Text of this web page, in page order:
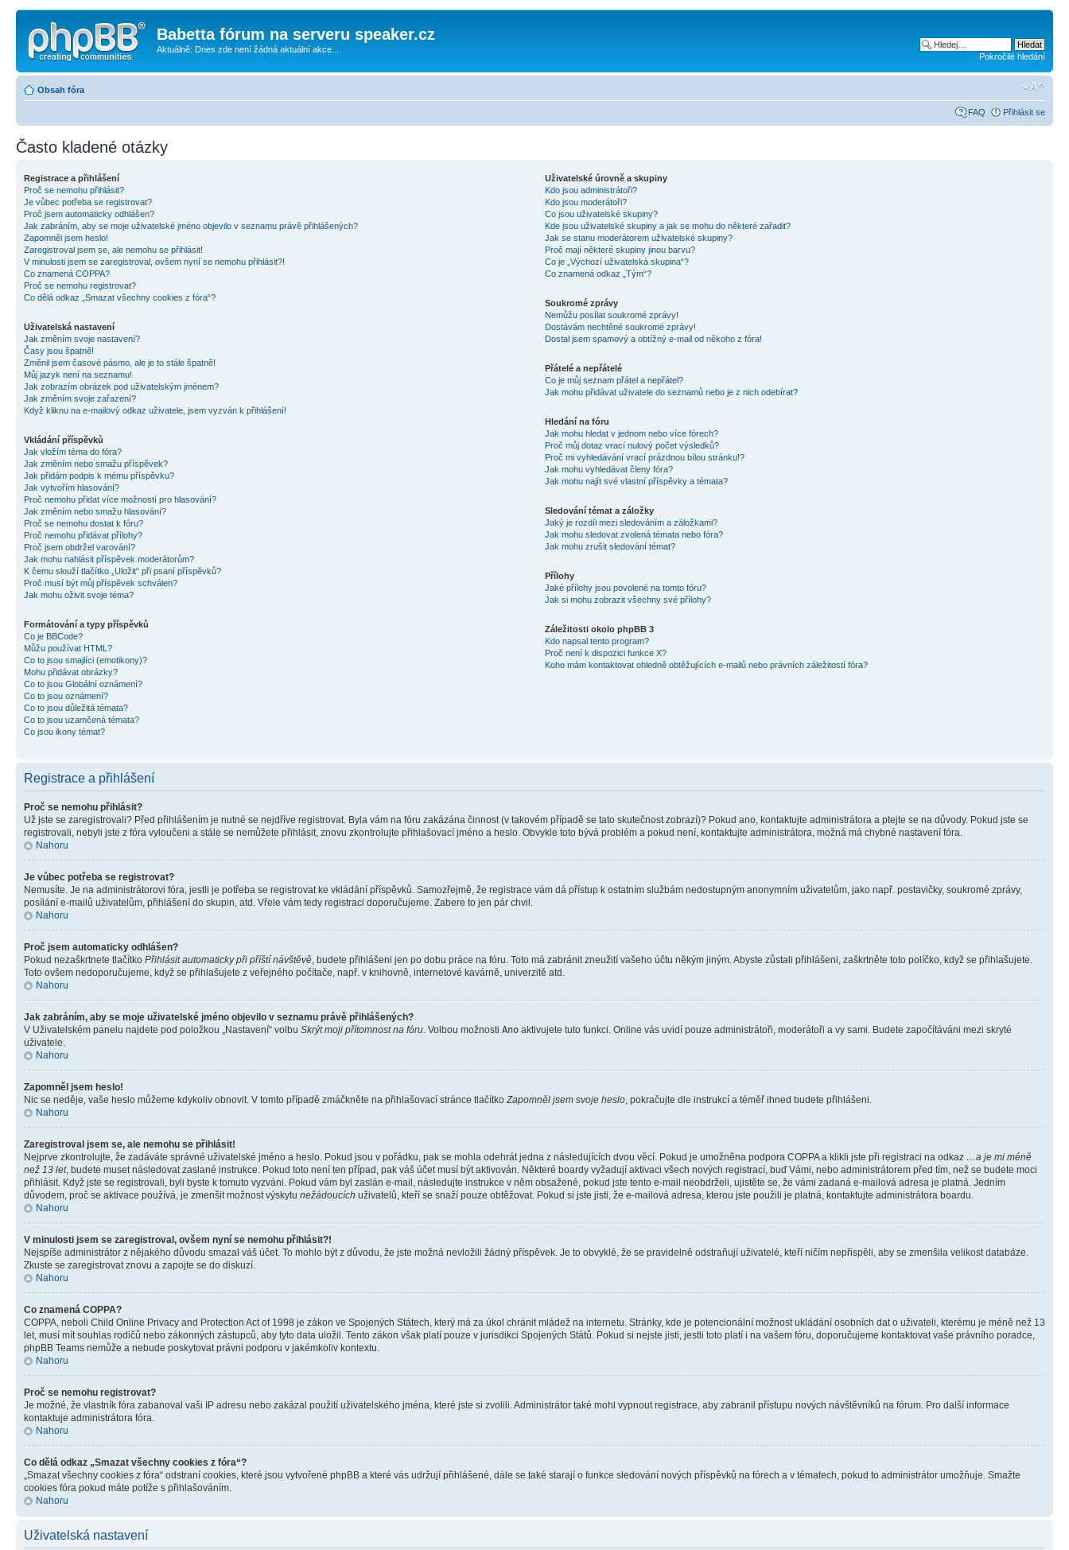
Babetta fórum na serveru speaker.cz
Aktuálně: Dnes zde není žádná aktuální akce...
Pokročilé hledání
Obsah fóra
FAQ Přihlásit se
Často kladené otázky
Registrace a přihlášení
Proč se nemohu přihlásit?
Je vůbec potřeba se registrovat?
Proč jsem automaticky odhlášen?
Jak zabráním, aby se moje uživatelské jméno objevilo v seznamu právě přihlášených?
Zapomněl jsem heslo!
Zaregistroval jsem se, ale nemohu se přihlásit!
V minulosti jsem se zaregistroval, ovšem nyní se nemohu přihlásit?!
Co znamená COPPA?
Proč se nemohu registrovat?
Co dělá odkaz „Smazat všechny cookies z fóra“?
Uživatelská nastavení
Jak změním svoje nastavení?
Časy jsou špatně!
Změnil jsem časové pásmo, ale je to stále špatně!
Můj jazyk není na seznamu!
Jak zobrazím obrázek pod uživatelským jménem?
Jak změním svoje zařazení?
Když kliknu na e-mailový odkaz uživatele, jsem vyzván k přihlášení!
Vkládání příspěvků
Jak vložím téma do fóra?
Jak změním nebo smažu příspěvek?
Jak přidám podpis k mému příspěvku?
Jak vytvořím hlasování?
Proč nemohu přidat více možností pro hlasování?
Jak změním nebo smažu hlasování?
Proč se nemohu dostat k fóru?
Proč nemohu přidávat přílohy?
Proč jsem obdržel varování?
Jak mohu nahlásit příspěvek moderátorům?
K čemu slouží tlačítko „Uložit“ při psaní příspěvků?
Proč musí být můj příspěvek schválen?
Jak mohu oživit svoje téma?
Formátování a typy příspěvků
Co je BBCode?
Můžu používat HTML?
Co to jsou smajlíci (emotikony)?
Mohu přidávat obrázky?
Co to jsou Globální oznámení?
Co to jsou oznámení?
Co to jsou důležitá témata?
Co to jsou uzamčená témata?
Co jsou ikony témat?
Uživatelské úrovně a skupiny
Kdo jsou administrátoři?
Kdo jsou moderátoři?
Co jsou uživatelské skupiny?
Kde jsou uživatelské skupiny a jak se mohu do některé zařadit?
Jak se stanu moderátorem uživatelské skupiny?
Proč mají některé skupiny jinou barvu?
Co je „Výchozí uživatelská skupina“?
Co znamená odkaz „Tým“?
Soukromé zprávy
Nemůžu posílat soukromé zprávy!
Dostávám nechtěné soukromé zprávy!
Dostal jsem spamový a obtížný e-mail od někoho z fóra!
Přátelé a nepřátelé
Co je můj seznam přátel a nepřátel?
Jak mohu přidávat uživatele do seznamů nebo je z nich odebírat?
Hledání na fóru
Jak mohu hledat v jednom nebo více fórech?
Proč můj dotaz vrací nulový počet výsledků?
Proč mi vyhledávání vrací prázdnou bílou stránku!?
Jak mohu vyhledávat členy fóra?
Jak mohu najít své vlastní příspěvky a témata?
Sledování témat a záložky
Jaký je rozdíl mezi sledováním a záložkami?
Jak mohu sledovat zvolená témata nebo fóra?
Jak mohu zrušit sledování témat?
Přílohy
Jaké přílohy jsou povolené na tomto fóru?
Jak si mohu zobrazit všechny své přílohy?
Záležitosti okolo phpBB 3
Kdo napsal tento program?
Proč není k dispozici funkce X?
Koho mám kontaktovat ohledně obtěžujících e-mailů nebo právních záležitostí fóra?
Registrace a přihlášení
Proč se nemohu přihlásit?
Už jste se zaregistrovali? Před přihlášením je nutné se nejdříve registrovat. Byla vám na fóru zakázána činnost (v takovém případě se tato skutečnost zobrazí)? Pokud ano, kontaktujte administrátora a ptejte se na důvody. Pokud jste se
registrovali, nebyli jste z fóra vyloučeni a stále se nemůžete přihlásit, znovu zkontrolujte přihlašovací jméno a heslo. Obvykle toto bývá problém a pokud není, kontaktujte administrátora, možná má chybné nastavení fóra.
Nahoru
Je vůbec potřeba se registrovat?
Nemusíte. Je na administrátorovi fóra, jestli je potřeba se registrovat ke vkládání příspěvků. Samozřejmě, že registrace vám dá přístup k ostatním službám nedostupným anonymním uživatelům, jako např. postavičky, soukromé zprávy,
posílání e-mailů uživatelům, přihlášení do skupin, atd. Vřele vám tedy registraci doporučujeme. Zabere to jen pár chvil.
Nahoru
Proč jsem automaticky odhlášen?
Pokud nezaškrtnete tlačítko Přihlásit automaticky při příští návštěvě , budete přihlášeni jen po dobu práce na fóru. Toto má zabránit zneužití vašeho účtu někým jiným. Abyste zůstali přihlášeni, zaškrtněte toto políčko, když se přihlašujete.
Toto ovšem nedoporučujeme, když se přihlašujete z veřejného počítače, např. v knihovně, internetové kavárně, univerzitě atd.
Nahoru
Jak zabráním, aby se moje uživatelské jméno objevilo v seznamu právě přihlášených?
V Uživatelském panelu najdete pod položkou „Nastavení“ volbu Skrýt moji přítomnost na fóru . Volbou možnosti Ano aktivujete tuto funkci. Online vás uvidí pouze administrátoři, moderátoři a vy sami. Budete započítáváni mezi skryté
uživatele.
Nahoru
Zapomněl jsem heslo!
Nic se neděje, vaše heslo můžeme kdykoliv obnovit. V tomto případě zmáčkněte na přihlašovací stránce tlačítko Zapomněl jsem svoje heslo , pokračujte dle instrukcí a téměř ihned budete přihlášeni.
Nahoru
Zaregistroval jsem se, ale nemohu se přihlásit!
Nejprve zkontrolujte, že zadáváte správné uživatelské jméno a heslo. Pokud jsou v pořádku, pak se mohla odehrát jedna z následujících dvou věcí. Pokud je umožněna podpora COPPA a klikli jste při registraci na odkaz …a je mi méně
než 13 let, budete muset následovat zaslané instrukce. Pokud toto není ten případ, pak váš účet musí být aktivován. Některé boardy vyžadují aktivaci všech nových registrací, buď Vámi, nebo administrátorem před tím, než se budete moci
přihlásit. Když jste se registrovali, byli byste k tomuto vyzváni. Pokud vám byl zaslán e-mail, následujte instrukce v něm obsažené, pokud jste tento e-mail neobdrželi, ujistěte se, že vámi zadaná e-mailová adresa je platná. Jedním
důvodem, proč se aktivace používá, je zmenšit možnost výskytu nežádoucích uživatelů, kteří se snaží pouze obtěžovat. Pokud si jste jisti, že e-mailová adresa, kterou jste použili je platná, kontaktujte administrátora boardu.
Nahoru
V minulosti jsem se zaregistroval, ovšem nyní se nemohu přihlásit?!
Nejspíše administrátor z nějakého důvodu smazal váš účet. To mohlo být z důvodu, že jste možná nevložili žádný příspěvek. Je to obvyklé, že se pravidelně odstraňují uživatelé, kteří ničím nepřispěli, aby se zmenšila velikost databáze.
Zkuste se zaregistrovat znovu a zapojte se do diskuzí.
Nahoru
Co znamená COPPA?
COPPA, neboli Child Online Privacy and Protection Act of 1998 je zákon ve Spojených Státech, který má za úkol chránit mládež na internetu. Stránky, kde je potencionální možnost ukládání osobních dat o uživateli, kterému je méně než 13
let, musí mít souhlas rodičů nebo zákonných zástupců, aby tyto data uložil. Tento zákon však platí pouze v jurisdikci Spojených Států. Pokud si nejste jisti, jestli toto platí i na vašem fóru, doporučujeme kontaktovat vaše právního poradce,
phpBB Teams nemůže a nebude poskytovat právni podporu v jakémkoliv kontextu.
Nahoru
Proč se nemohu registrovat?
Je možné, že vlastník fóra zabanoval vaši IP adresu nebo zakázal použití uživatelského jména, které jste si zvolili. Administrátor také mohl vypnout registrace, aby zabranil přístupu nových návštěvníků na fórum. Pro další informace
kontaktuje administrátora fóra.
Nahoru
Co dělá odkaz „Smazat všechny cookies z fóra“?
„Smazat všechny cookies z fóra“ odstraní cookies, které jsou vytvořené phpBB a které vás udržují přihlášené, dále se také starají o funkce sledování nových příspěvků na fórech a v tématech, pokud to administrátor umožňuje. Smažte
cookies fóra pokud máte potíže s přihlašováním.
Nahoru
Uživatelská nastavení